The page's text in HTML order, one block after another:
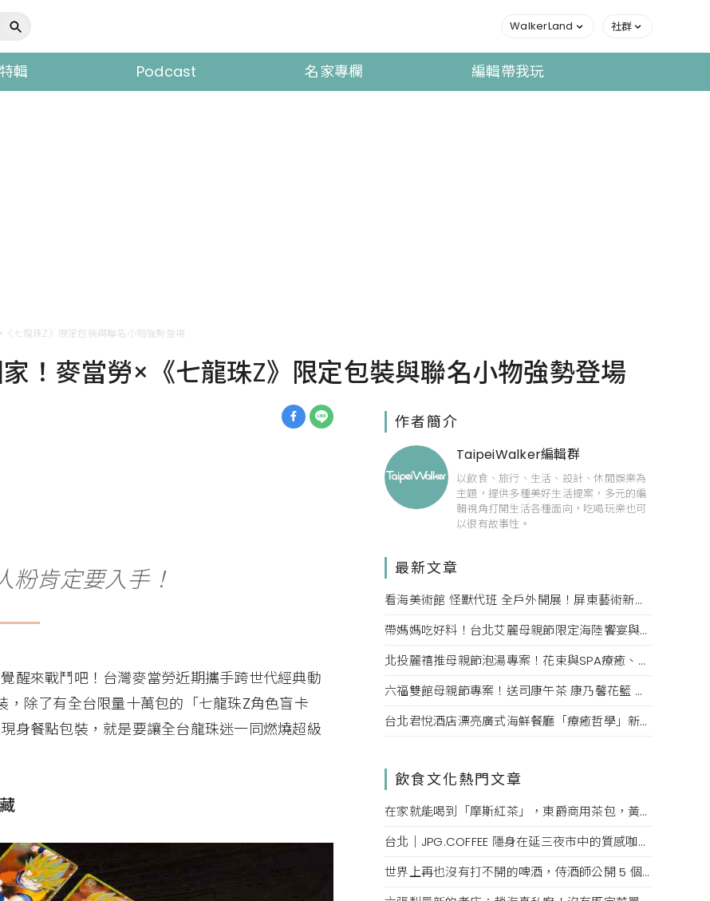
WalkerLand 社群
輯 Podcast 名家專欄 編輯帶我玩
七龍珠Z》限定包裝與聯名小物強勢登場
！麥當勞×《七龍珠Z》限定包裝與聯名小物強勢登場
粉肯定要入手！
醒來戰鬥吧！台灣麥當勞近期攜手跨世代經典動
除了有全台限量十萬包的「七龍珠Z角色盲卡
身餐點包裝，就是要讓全台龍珠迷一同燃燒超級
作者簡介
TaipeiWalker編輯群
以飲食、旅行、生活、設計、休閒娛樂為
主題，提供多種美好生活提案，多元的編
輯視角打開生活各種面向，吃喝玩樂也可
以很有故事性。
最新文章
看海美術館 怪獸代班 全戶外開展！屏東藝術新亮點 網美必拍。
帶媽媽吃好料！台北艾麗母親節限定海陸饗宴與住房專案一次收藏。
北投麗禧推母親節泡湯專案！花束與SPA療癒、甜點同步登場
六福雙館母親節專案！送司康午茶 康乃馨花籃 演唱會票，高鐵78折限量。
台北君悅酒店漂亮廣式海鮮餐廳「療癒哲學」新菜單！每一口都成為心靈的享受。
飲食文化熱門文章
在家就能喝到「摩斯紅茶」，東爵商用茶包，黃金比例煮法，還原度百分百！
台北｜JPG.COFFEE 隱身在延三夜市中的質感咖啡店，絕美傢俱、必點鮮奶油拿鐵、可頌鬆餅
世界上再也沒有打不開的啤酒，侍酒師公開 5 個沒有開瓶器也能隨時開喝的技巧